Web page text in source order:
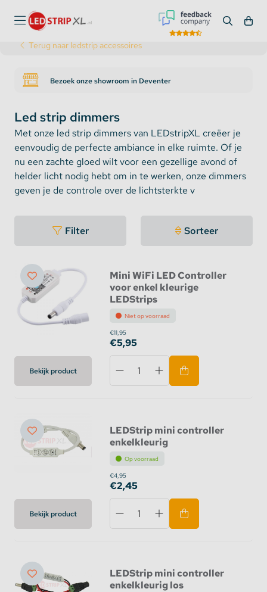
Terug naar ledstrip accessoires
Bezoek onze showroom in Deventer
Led strip dimmers
Met onze led strip dimmers van LEDstripXL creëer je
eenvoudig de perfecte ambiance in elke ruimte. Of je
nu een zachte gloed wilt voor een gezellige avond of
helder licht nodig hebt om in te werken, onze dimmers
geven je de controle over de lichtsterkte v
Filter Sorteer
Bekijk product
Mini WiFi LED Controller
voor enkel kleurige
LEDStrips
Niet op voorraad
€11,95
€5,95
Bekijk product
LEDStrip mini controller
enkelkleurig
Op voorraad
€4,95
€2,45
LEDStrip mini controller
enkelkleurig los